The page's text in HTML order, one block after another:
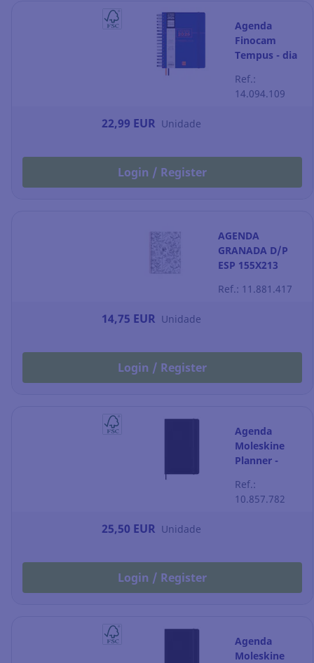
Agenda
Finocam
Tempus - dia
155 x 217 mm
- azul
Ref.:
14.094.109
22,99 EUR Unidade
Login / Register
AGENDA
GRANADA D/P
ESP 155X213
Ref.: 11.881.417
14,75 EUR Unidade
Login / Register
Agenda
Moleskine
Planner -
vista - 130 x
210 mm -
Ref.:
10.857.782
25,50 EUR Unidade
Login / Register
Agenda
Moleskine